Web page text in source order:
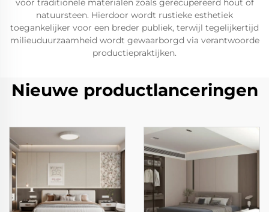
voor traditionele materialen zoals gerecupereerd hout of
natuursteen. Hierdoor wordt rustieke esthetiek
toegankelijker voor een breder publiek, terwijl tegelijkertijd
milieuduurzaamheid wordt gewaarborgd via verantwoorde
productiepraktijken.
Nieuwe productlanceringen